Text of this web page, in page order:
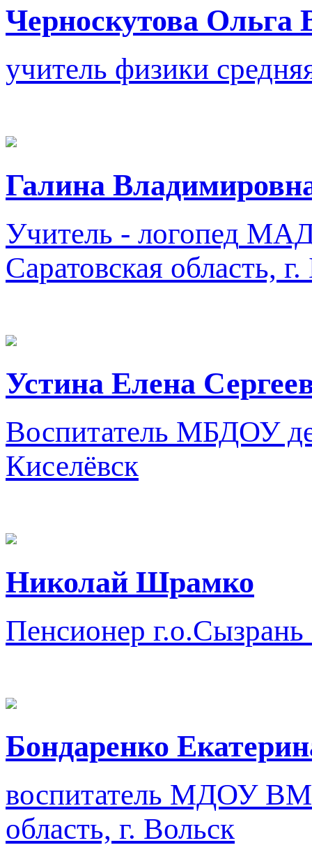
Черноскутова Ольга
учитель физики
Галина
Учитель - логопед
Саратовская область,
Устина Елена
Воспитатель МБДОУ
Киселёвск
Николай Шрамко
Пенсионер
Бондаренко
воспитатель МДОУ
область, г. Вольск